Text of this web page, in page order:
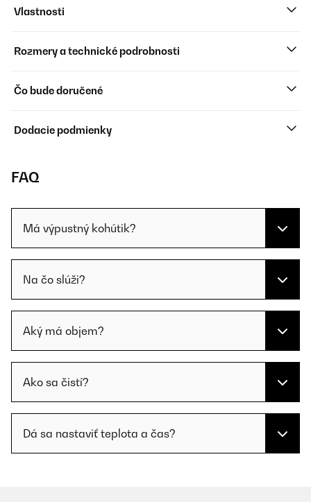
Vlastnosti
Rozmery a technické podrobnosti
Čo bude doručené
Dodacie podmienky
FAQ
Má výpustný kohútik?
Na čo slúži?
Aký má objem?
Ako sa čistí?
Dá sa nastaviť teplota a čas?